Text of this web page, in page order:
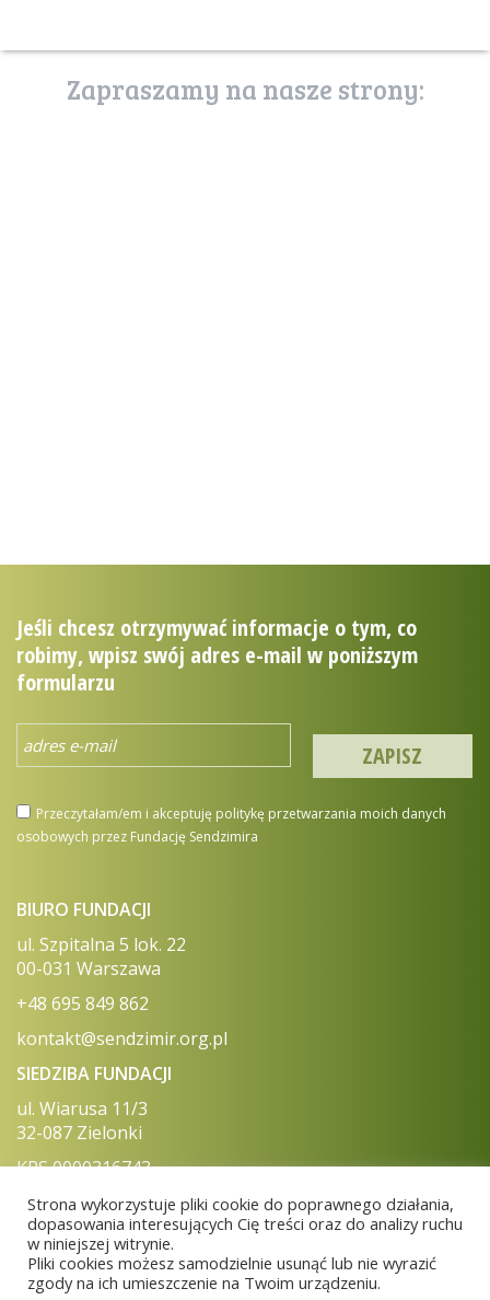
Zapraszamy na nasze strony:
Jeśli chcesz otrzymywać informacje o tym, co
robimy, wpisz swój adres e-mail w poniższym
formularzu
Przeczytałam/em i akceptuję politykę przetwarzania moich danych
osobowych przez Fundację Sendzimira
BIURO FUNDACJI
ul. Szpitalna 5 lok. 22
00-031 Warszawa
+48 695 849 862
kontakt@sendzimir.org.pl
SIEDZIBA FUNDACJI
ul. Wiarusa 11/3
32-087 Zielonki
KRS 0000316743
REGON 120808077
Numer konta (PLN) 28 1090 1870 0000 0001 5012 0108
Strona wykorzystuje pliki cookie do poprawnego działania,
dopasowania interesujących Cię treści oraz do analizy ruchu
w niniejszej witrynie.
Pliki cookies możesz samodzielnie usunąć lub nie wyrazić
zgody na ich umieszczenie na Twoim urządzeniu.